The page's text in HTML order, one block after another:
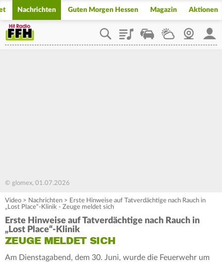
Nachrichten Guten Morgen Hessen Magazin Aktionen
PlaylistStaupilotWetterWebcam
© glomex, 01.07.2026
Video > Nachrichten > Erste Hinweise auf Tatverdächtige nach Rauch in
„Lost Place“-Klinik - Zeuge meldet sich
Erste Hinweise auf Tatverdächtige nach Rauch in
„Lost Place“-Klinik
ZEUGE MELDET SICH
Am Dienstagabend, dem 30. Juni, wurde die Feuerwehr um